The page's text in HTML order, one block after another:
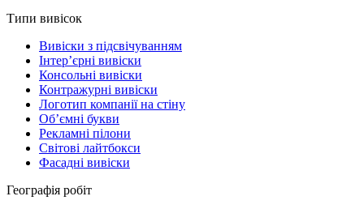
Типи вивісок
Вивіски з підсвічуванням
Інтер’єрні вивіски
Консольні вивіски
Контражурні вивіски
Логотип компанії на стіну
Об’ємні букви
Рекламні пілони
Світові лайтбокси
Фасадні вивіски
Географія робіт